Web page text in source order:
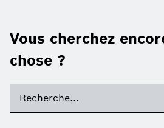
Vous cherchez
chose ?